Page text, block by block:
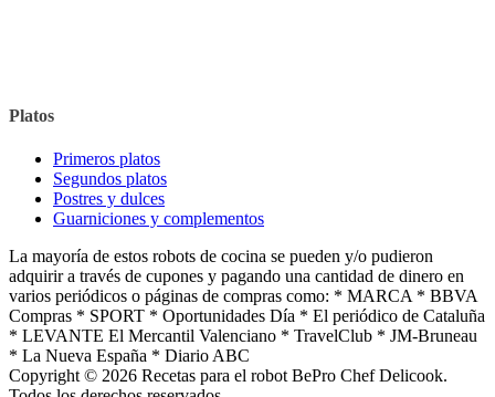
Platos
Primeros platos
Segundos platos
Postres y dulces
Guarniciones y complementos
La mayoría de estos robots de cocina se pueden y/o pudieron
adquirir a través de cupones y pagando una cantidad de dinero en
varios periódicos o páginas de compras como: * MARCA * BBVA
Compras * SPORT * Oportunidades Día * El periódico de Cataluña
* LEVANTE El Mercantil Valenciano * TravelClub * JM-Bruneau
* La Nueva España * Diario ABC
Copyright © 2026 Recetas para el robot BePro Chef Delicook.